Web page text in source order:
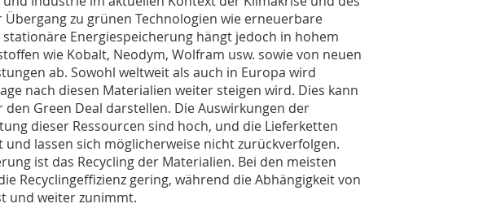
Übergang zu grünen Technologien wie erneuerbare
Energiespeicherung hängt jedoch in hohem
wie Kobalt, Neodym, Wolfram usw. sowie von neuen
ab. Sowohl weltweit als auch in Europa wird
nach diesen Materialien weiter steigen wird. Dies kann
Green Deal darstellen. Die Auswirkungen der
dieser Ressourcen sind hoch, und die Lieferketten
lassen sich möglicherweise nicht zurückverfolgen.
ist das Recycling der Materialien. Bei den meisten
Recyclingeffizienz gering, während die Abhängigkeit von
und weiter zunimmt.